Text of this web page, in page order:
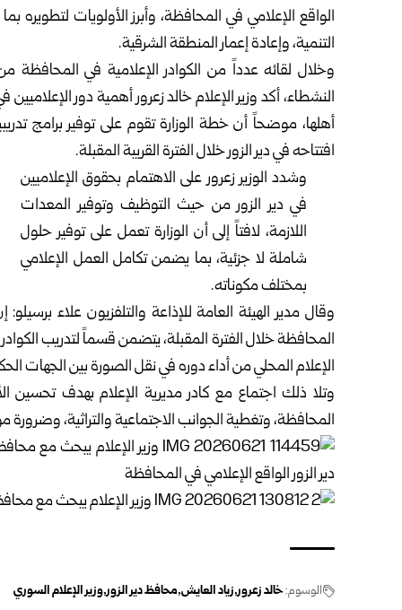
الواقع الإعلامي في المحافظة، وأبرز الأولويات
التنمية، وإعادة إعمار المنطقة الشرقية.‏
وخلال لقائه عدداً من الكوادر الإعلامية في
‏النشطاء، أكد وزير الإعلام خالد زعرور أهمية دور
أهلها، موضحاً أن خطة الوزارة تقوم على توفير برامج
افتتاحه في دير الزور خلال الفترة القريبة المقبلة.‏
وشدد الوزير زعرور على الاهتمام بحقوق الإعلاميين
في دير الزور من حيث التوظيف وتوفير المعدات
اللازمة، لافتاً إلى ‏أن الوزارة تعمل على توفير حلول
شاملة لا جزئية، بما يضمن تكامل العمل الإعلامي
بمختلف مكوناته.‏
وقال مدير الهيئة العامة للإذاعة والتلفزيون علاء
‏المحافظة خلال الفترة المقبلة، يتضمن قسماً لتدريب
الإعلام المحلي من أداء دوره في نقل الصورة بين الجهات
وتلا ذلك اجتماع مع كادر مديرية الإعلام بهدف تحسين
المحافظة، وتغطية الجوانب الاجتماعية والتراثية، وضرورة
الوسوم:خالد زعرور زياد العايش محافظ دير الزور وزير الإعلام السوري